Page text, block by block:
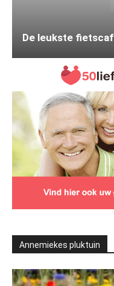
De leukste
Annemiekes pluktuin